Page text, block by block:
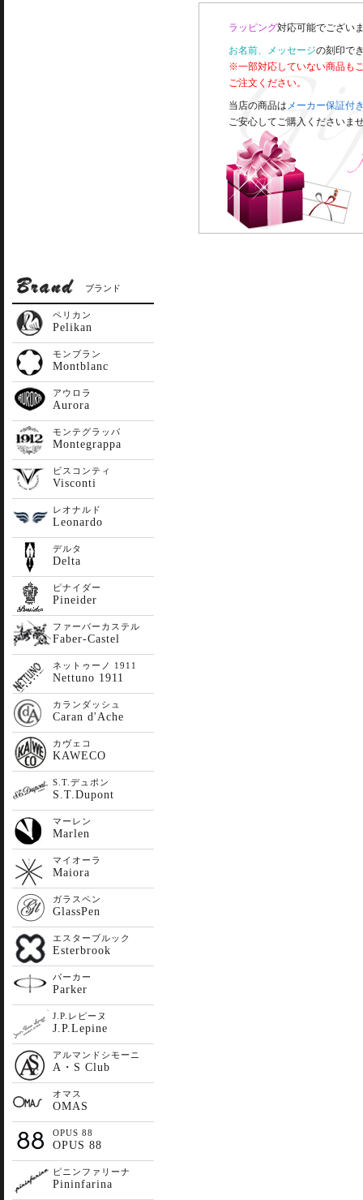
ラッピング対応可能でござい
お名前、メッセージの刻印で
※一部対応していない商品も
ご注文ください。
当店の商品は メーカー保証付
ご安心してご購入くださいま
ブランド
ペリカン
Pelikan
モンブラン
Montblanc
アウロラ
Aurora
モンテグラッパ
Montegrappa
ビスコンティ
Visconti
レオナルド
Leonardo
デルタ
Delta
ピナイダー
Pineider
ファーバーカステル
Faber-Castel
ネットゥーノ 1911
Nettuno 1911
カランダッシュ
Caran d'Ache
カヴェコ
KAWECO
S.T.デュポン
S.T.Dupont
マーレン
Marlen
マイオーラ
Maiora
ガラスペン
GlassPen
エスターブルック
Esterbrook
パーカー
Parker
J.P.レピーヌ
J.P.Lepine
アルマンドシモーニ
A・S Club
オマス
OMAS
OPUS 88
OPUS 88
ピニンファリーナ
Pininfarina